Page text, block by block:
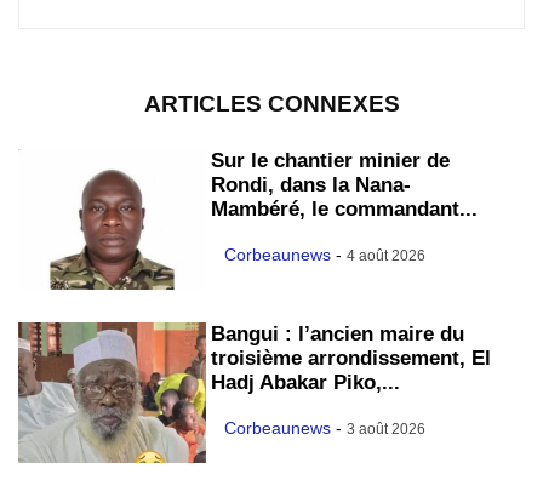
ARTICLES CONNEXES
Sur le chantier minier de
Rondi, dans la Nana-
Mambéré, le commandant...
Corbeaunews - 4 août 2026
Bangui : l’ancien maire du
troisième arrondissement, El
Hadj Abakar Piko,...
Corbeaunews - 3 août 2026